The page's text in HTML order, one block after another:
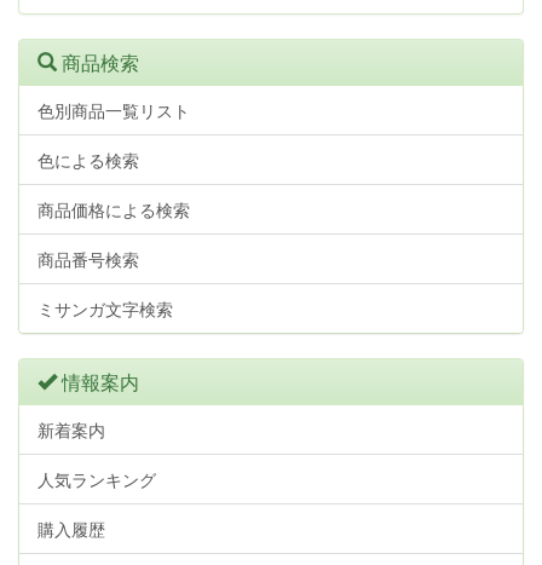
商品検索
色別商品一覧リスト
色による検索
商品価格による検索
商品番号検索
ミサンガ文字検索
情報案内
新着案内
人気ランキング
購入履歴